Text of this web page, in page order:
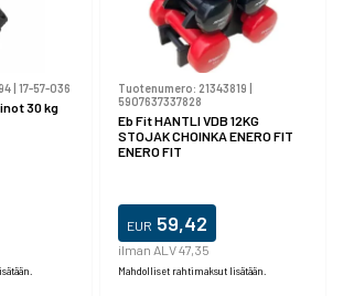
17-57-036
30 kg
Tuotenumero: 21343819
5907637337828
Eb Fit HANTLI VDB 12KG
STOJAK CHOINKA ENERO FIT
ENERO FIT
EUR 59,42
ilman ALV 47,35
Mahdolliset rahtimaksut lisätään.